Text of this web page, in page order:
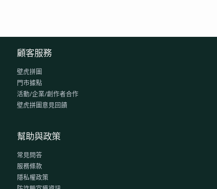
顧客服務
壁虎拼圖
門市據點
活動/企業/創作者合作
壁虎拼圖意見回饋
幫助與政策
常見問答
服務條款
隱私權政策